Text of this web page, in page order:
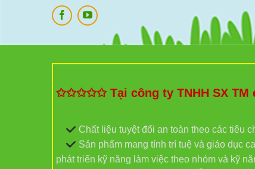
✩✩✩✩✩ Tại công ty TNHH SX TM
Chất liệu tuyệt đối an toàn theo các tiêu
Sản phẩm mang tính trí tuệ và giáo dục
phát triển kỹ năng làm việc theo nhóm và kỹ